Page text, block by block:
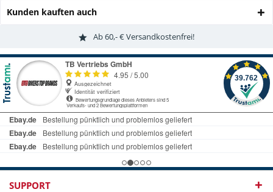
Kunden kauften auch
Ab 60,- € Versandkostenfrei!
SUPPORT